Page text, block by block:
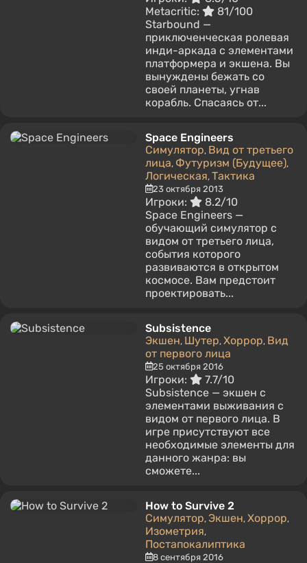
Metacritic:
81/100
Starbound —
приключенческая ролевая
инди-аркада с элементами
платформера и экшена. Вы
вынуждены бежать со
своей планеты, угнав
корабль. Спасаясь от...
Space Engineers
Симулятор, Вид от третьего
лица, Футуризм (Будущее),
Логическая, Тактика
23 октября 2013
Игроки:
8.2/10
Space Engineers —
обучающий симулятор с
видом от третьего лица,
события которого
развиваются в открытом
космосе. Вам предстоит
проектировать...
Subsistence
Экшен, Шутер, Хоррор, Вид
от первого лица
25 октября 2016
Игроки:
7.7/10
Subsistence — экшен с
элементами выживания с
видом от первого лица. В
игре присутствуют все
необходимые элементы для
данного жанра: вы
сможете...
How to Survive 2
Симулятор, Экшен, Хоррор,
Изометрия,
Постапокалиптика
8 сентября 2016